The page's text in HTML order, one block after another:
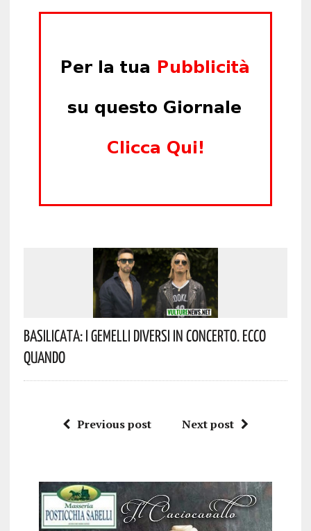
Basilicata: I Gemelli DiVersi In Concerto. Ecco
Quando
Previous post Next post